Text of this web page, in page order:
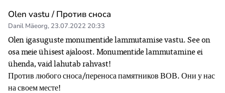
Olen vastu / Против сноса
Danil Mäeorg, 23.07.2022 20:33
Olen igasuguste monumentide lammutamise vastu. See on
osa meie ühisest ajaloost. Monumentide lammutamine ei
ühenda, vaid lahutab rahvast!
Против любого сноса/переноса памятников ВОВ. Они у нас